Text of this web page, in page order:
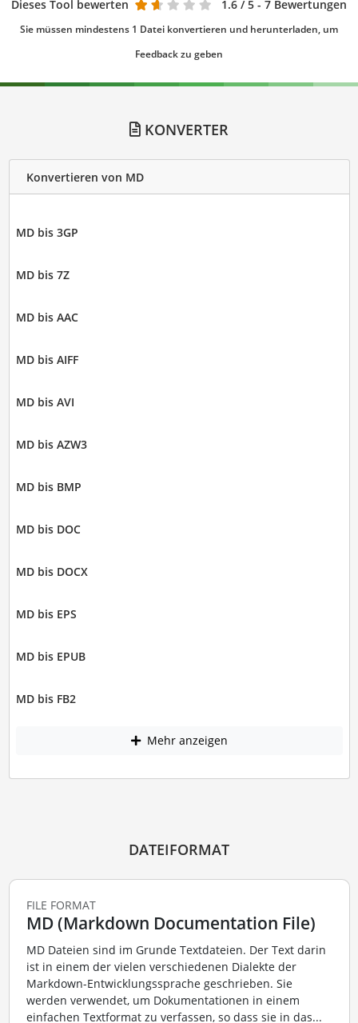
Dieses Tool bewerten 1.6 / 5 - 7 Bewertungen
Sie müssen mindestens 1 Datei konvertieren und herunterladen, um
Feedback zu geben
KONVERTER
Konvertieren von MD
MD bis 3GP
MD bis 7Z
MD bis AAC
MD bis AIFF
MD bis AVI
MD bis AZW3
MD bis BMP
MD bis DOC
MD bis DOCX
MD bis EPS
MD bis EPUB
MD bis FB2
Mehr anzeigen
DATEIFORMAT
FILE FORMAT
MD (Markdown Documentation File)
MD Dateien sind im Grunde Textdateien. Der Text darin
ist in einem der vielen verschiedenen Dialekte der
Markdown-Entwicklungssprache geschrieben. Sie
werden verwendet, um Dokumentationen in einem
einfachen Textformat zu verfassen, so dass sie in das...